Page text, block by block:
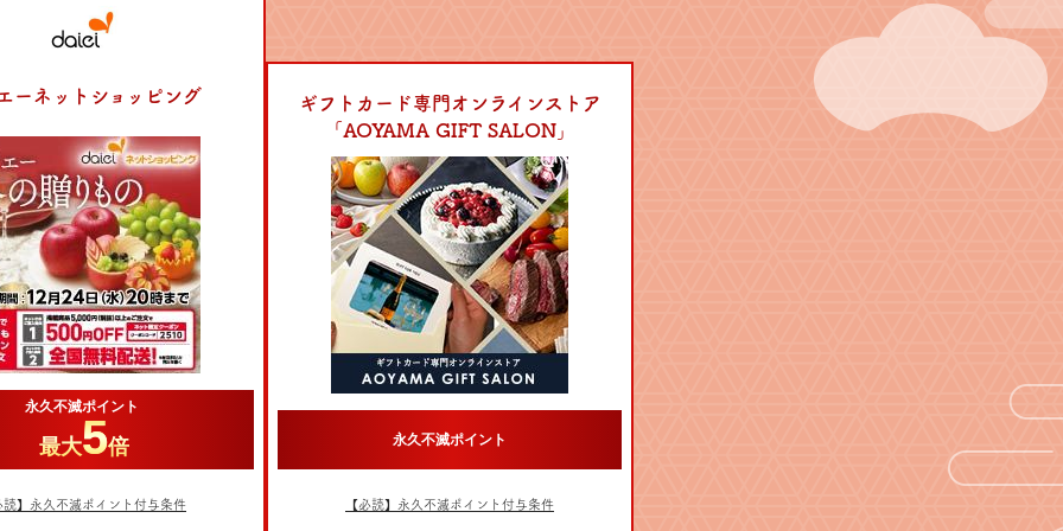
ーネットショッピング
永久不滅ポイント
最大5倍
読】永久不滅ポイント付与条件
ギフトカード専門オンラインストア
「AOYAMA GIFT SALON」
永久不滅ポイント
【必読】永久不滅ポイント付与条件